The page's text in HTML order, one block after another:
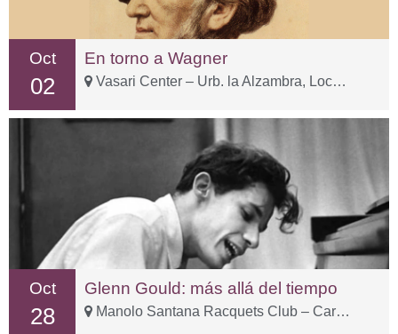
Oct
02
En torno a Wagner
Vasari Center – Urb. la Alzambra, Local 3-1
Oct
28
Glenn Gould: más allá del tiempo
Manolo Santana Racquets Club – Carr. Istán, km 2